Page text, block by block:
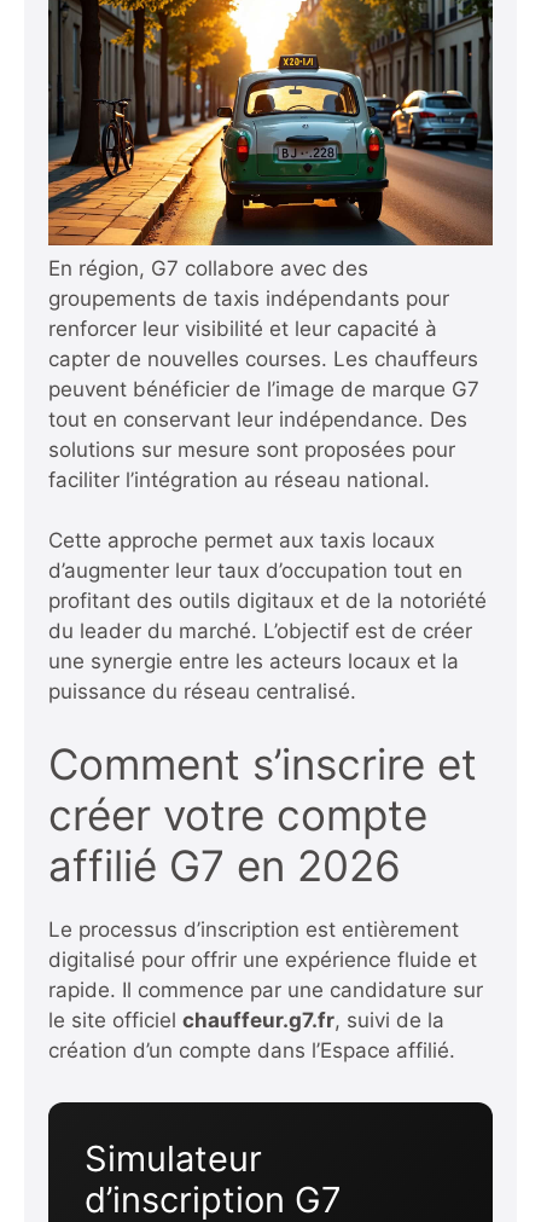
En région, G7 collabore avec des
groupements de taxis indépendants pour
renforcer leur visibilité et leur capacité à
capter de nouvelles courses. Les chauffeurs
peuvent bénéficier de l’image de marque G7
tout en conservant leur indépendance. Des
solutions sur mesure sont proposées pour
faciliter l’intégration au réseau national.
Cette approche permet aux taxis locaux
d’augmenter leur taux d’occupation tout en
profitant des outils digitaux et de la notoriété
du leader du marché. L’objectif est de créer
une synergie entre les acteurs locaux et la
puissance du réseau centralisé.
Comment s’inscrire et
créer votre compte
affilié G7 en 2026
Le processus d’inscription est entièrement
digitalisé pour offrir une expérience fluide et
rapide. Il commence par une candidature sur
le site officiel chauffeur.g7.fr, suivi de la
création d’un compte dans l’Espace affilié.
Simulateur
d’inscription G7